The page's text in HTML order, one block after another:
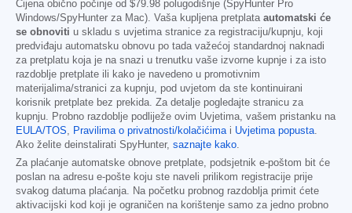
Cijena obično počinje od $79.98 polugodišnje (SpyHunter Pro
Windows/SpyHunter za Mac). Vaša kupljena pretplata automatski će
se obnoviti u skladu s uvjetima stranice za registraciju/kupnju, koji
predviđaju automatsku obnovu po tada važećoj standardnoj naknadi
za pretplatu koja je na snazi u trenutku vaše izvorne kupnje i za isto
razdoblje pretplate ili kako je navedeno u promotivnim
materijalima/stranici za kupnju, pod uvjetom da ste kontinuirani
korisnik pretplate bez prekida. Za detalje pogledajte stranicu za
kupnju. Probno razdoblje podliježe ovim Uvjetima, vašem pristanku na
EULA/TOS, Pravilima o privatnosti/kolačićimai Uvjetima popusta.
Ako želite deinstalirati SpyHunter, saznajte kako.
Za plaćanje automatske obnove pretplate, podsjetnik e-poštom bit će
poslan na adresu e-pošte koju ste naveli prilikom registracije prije
svakog datuma plaćanja. Na početku probnog razdoblja primit ćete
aktivacijski kod koji je ograničen na korištenje samo za jedno probno